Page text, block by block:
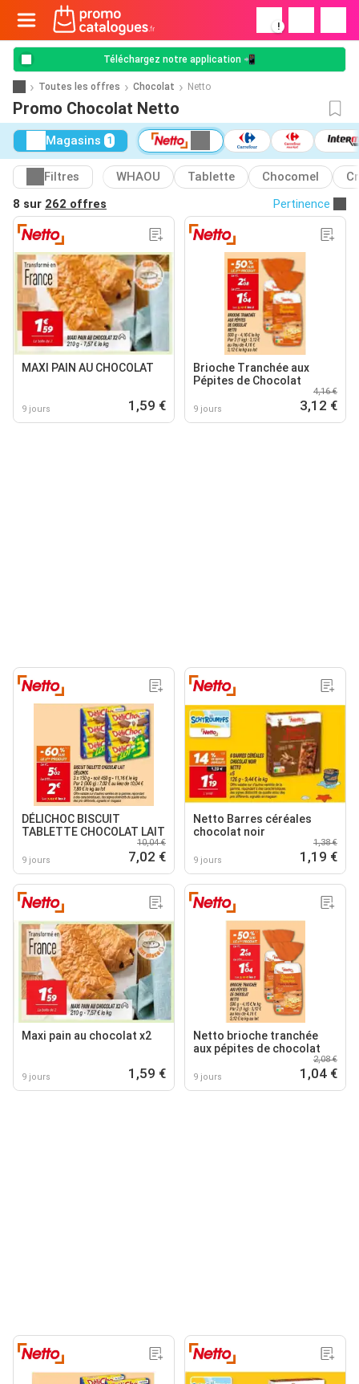
!
Téléchargez notre application 📲
Toutes les offres Chocolat Netto
Promo Chocolat Netto
Magasins 1
Filtres WHAOU Tablette Chocomel
8 sur 262 offres Pertinence
MAXI PAIN AU CHOCOLAT
9 jours 1,59 €
Brioche Tranchée aux
Pépites de Chocolat
9 jours
4,16 €
3,12 €
DÉLICHOC BISCUIT
TABLETTE CHOCOLAT LAIT
9 jours
10,04 €
7,02 €
Netto Barres céréales
chocolat noir
9 jours
1,38 €
1,19 €
Maxi pain au chocolat x2
9 jours 1,59 €
Netto brioche tranchée
aux pépites de chocolat
9 jours
2,08 €
1,04 €